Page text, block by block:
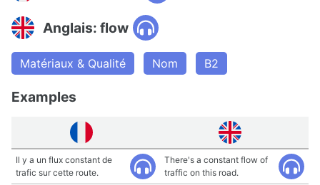
Anglais: flow
Matériaux & Qualité Nom B2
Examples
Il y a un flux constant de
trafic sur cette route.
There's a constant flow of
traffic on this road.